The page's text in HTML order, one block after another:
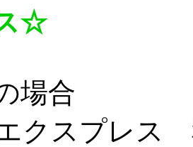
☆
場合
クスプレス